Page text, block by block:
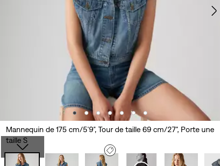
Mannequin de 175 cm/5'9", Tour de taille 69 cm/27", Porte une
taille S